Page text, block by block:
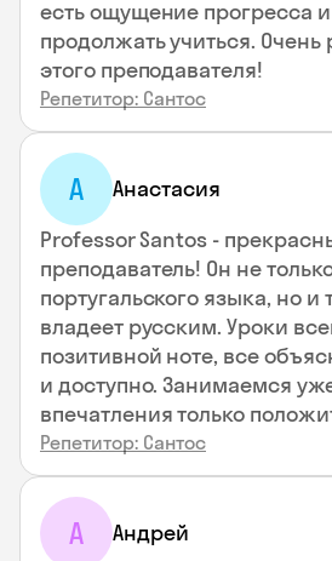
есть ощущение прогресса
продолжать учиться.
этого преподавателя!
Репетитор: Сантос
А Анастасия
Professor Santos -
преподаватель! Он не
португальского языка, но и
владеет русским. Уроки
позитивной ноте, все
и доступно. Занимаемся
впечатления только
Репетитор: Сантос
А Андрей